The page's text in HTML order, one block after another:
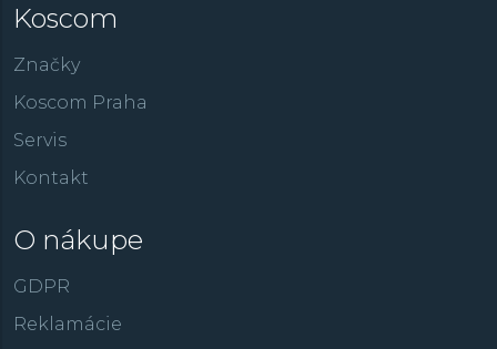
Koscom
Značky
Koscom Praha
Servis
Kontakt
O nákupe
GDPR
Reklamácie